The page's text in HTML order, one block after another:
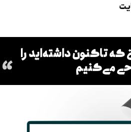
که تاکنون داشته‌اید را
می‌کنیم